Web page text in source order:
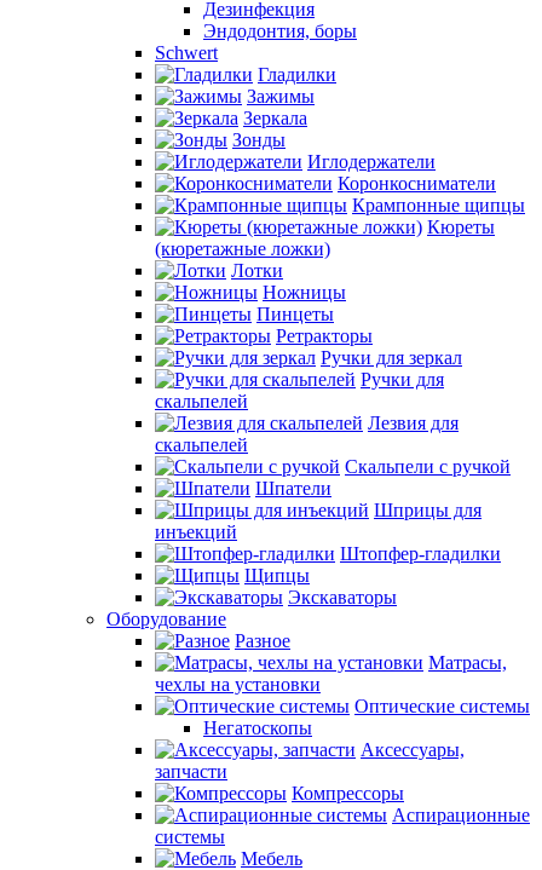
Дезинфекция
Эндодонтия, боры
Schwert
Гладилки
Зажимы
Зеркала
Зонды
Иглодержатели
Коронкосниматели
Крампонные щипцы
Кюреты
(кюретажные ложки)
Лотки
Ножницы
Пинцеты
Ретракторы
Ручки для зеркал
Ручки для
скальпелей
Лезвия для
скальпелей
Скальпели с ручкой
Шпатели
Шприцы для
инъекций
Штопфер-гладилки
Щипцы
Экскаваторы
Оборудование
Разное
Матрасы,
чехлы на установки
Оптические системы
Негатоскопы
Аксессуары,
запчасти
Компрессоры
Аспирационные
системы
Мебель